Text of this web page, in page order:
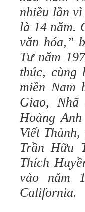
nhiều lần
là 14 năm.
văn hóa,”
Tư năm
thúc, cùng
miền Nam
Giao,
Hoàng
Viết
Trần Hữu
Thích
vào năm
California.